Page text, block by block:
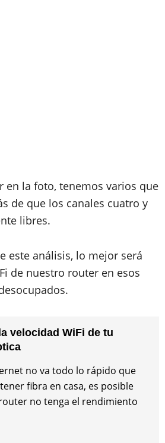
en la foto, tenemos varios que
de que los canales cuatro y
libres.
este análisis, lo mejor será
de nuestro router en esos
velocidad WiFi de tu
no va todo lo rápido que
fibra en casa, es posible
no tenga el rendimiento